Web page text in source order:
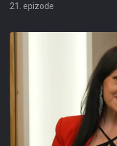
21. epizode